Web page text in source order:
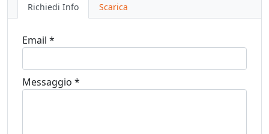
Richiedi Info Scarica
Email *
Messaggio *